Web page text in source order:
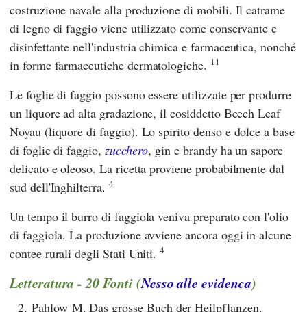
costruzione navale alla produzione di mobili. Il catrame
di legno di faggio viene utilizzato come conservante e
disinfettante nell'industria chimica e farmaceutica, nonché
in forme farmaceutiche dermatologiche. 11
Le foglie di faggio possono essere utilizzate per produrre
un liquore ad alta gradazione, il cosiddetto Beech Leaf
Noyau (liquore di faggio). Lo spirito denso e dolce a base
di foglie di faggio, zucchero, gin e brandy ha un sapore
delicato e oleoso. La ricetta proviene probabilmente dal
sud dell'Inghilterra. 4
Un tempo il burro di faggiola veniva preparato con l'olio
di faggiola. La produzione avviene ancora oggi in alcune
contee rurali degli Stati Uniti.4
Letteratura - 20 Fonti (Nesso alle evidenca)
2. Pahlow M. Das grosse Buch der Heilpflanzen.